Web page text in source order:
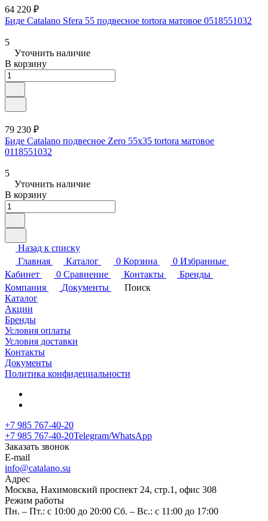
64 220 ₽
Биде Catalano Sfera 55 подвесное tortora матовое 0518551032
5
Уточнить наличие
В корзину
79 230 ₽
Биде Catalano подвесное Zero 55x35 tortora матовое
0118551032
5
Уточнить наличие
В корзину
Назад к списку
Главная
Каталог 0 Корзина 0 Избранные
Кабинет
0 Сравнение Контакты
Бренды
Компания
Документы
Поиск
Каталог
Акции
Бренды
Условия оплаты
Условия доставки
Контакты
Документы
Политика конфидециальности
+7 985 767-40-20
+7 985 767-40-20Telegram/WhatsApp
Заказать звонок
E-mail
info@catalano.su
Адрес
Москва, Нахимовский проспект 24, стр.1, офис 308
Режим работы
Пн. – Пт.: с 10:00 до 20:00 Сб. – Вс.: с 11:00 до 17:00